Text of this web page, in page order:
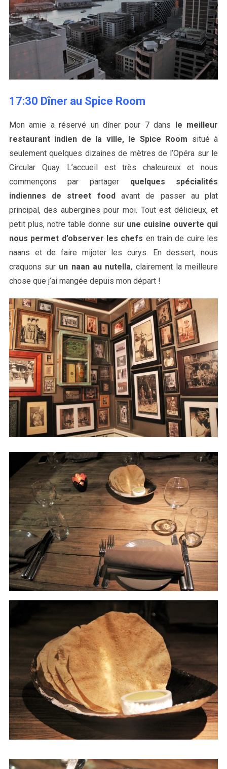
17:30 Dîner au Spice Room
Mon amie a réservé un dîner pour 7 dans le meilleur
restaurant indien de la ville, le Spice Room situé à
seulement quelques dizaines de mètres de l’Opéra sur le
Circular Quay. L’accueil est très chaleureux et nous
commençons par partager quelques spécialités
indiennes de street foodavant de passer au plat
principal, des aubergines pour moi. Tout est délicieux, et
petit plus, notre table donne sur une cuisine ouverte qui
nous permet d’observer les chefs en train de cuire les
naans et de faire mijoter les curys. En dessert, nous
craquons sur un naan au nutella, clairement la meilleure
chose que j’ai mangée depuis mon départ !